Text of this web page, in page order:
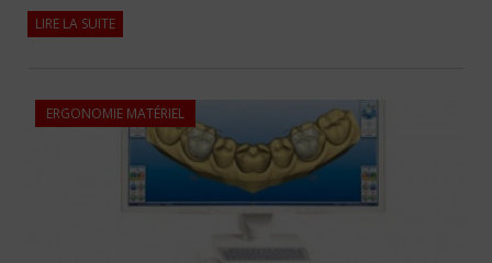
LIRE LA SUITE
ERGONOMIE MATÉRIEL